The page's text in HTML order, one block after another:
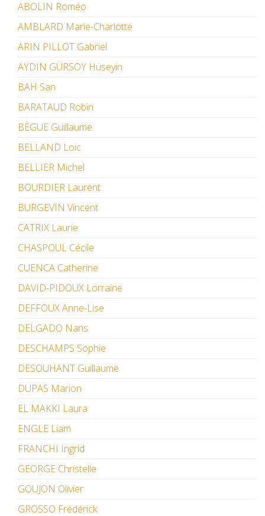
ABOLIN Roméo
AMBLARD Marie-Charlotte
ARIN PILLOT Gabriel
AYDIN GÜRSOY Hüseyin
BAH San
BARATAUD Robin
BÈGUE Guillaume
BELLAND Loïc
BELLIER Michel
BOURDIER Laurent
BURGEVIN Vincent
CATRIX Laurie
CHASPOUL Cécile
CUENCA Catherine
DAVID-PIDOUX Lorraine
DEFFOUX Anne-Lise
DELGADO Nans
DESCHAMPS Sophie
DESOUHANT Guillaume
DUPAS Marion
EL MAKKI Laura
ENGLE Liam
FRANCHI Ingrid
GEORGE Christelle
GOUJON Olivier
GROSSO Frédérick